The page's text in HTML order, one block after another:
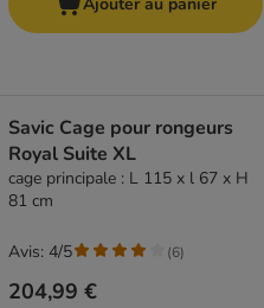
Savic Cage pour rongeurs
Royal Suite XL
cage principale : L 115 x l 67 x H
81 cm
204,99 €
Avis: 4/5 (6)